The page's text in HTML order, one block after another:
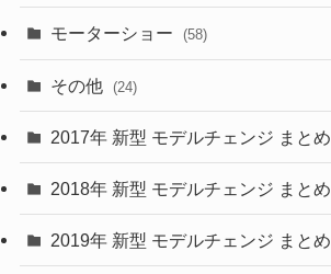
(9)
(30)
(27)
(26)
(10)
(35)
モーターショー (58)
その他 (24)
2017年 新型 モデルチェンジ まとめ
2018年 新型 モデルチェンジ まとめ
2019年 新型 モデルチェンジ まとめ